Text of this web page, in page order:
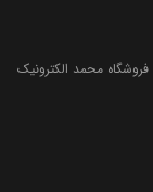
محمد الکترونیک